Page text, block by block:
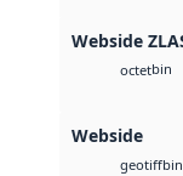
Webside
octetbin
Webside
geotiffbin